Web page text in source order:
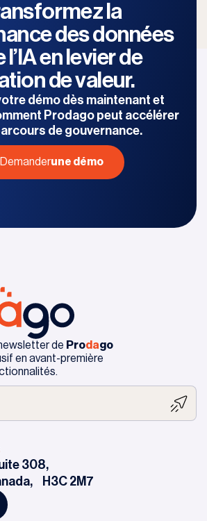
la
des données
l’IA en levier de
de valeur.
démo dès maintenant et
Prodago peut accélérer
de gouvernance.
Demanderune démo
de Prodago
en avant-première
308,
H3C 2M7